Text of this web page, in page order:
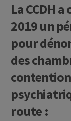
La CCDH
2019 un
pour
des
route :